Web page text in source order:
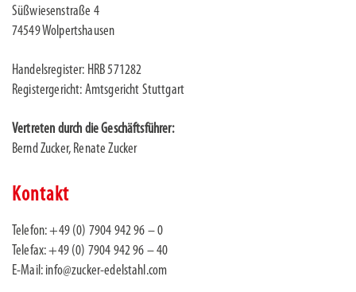
Süßwiesenstraße 4
74549 Wolpertshausen
Handelsregister: HRB 571282
Registergericht: Amtsgericht Stuttgart
Vertreten durch die Geschäftsführer:
Bernd Zucker, Renate Zucker
Kontakt
Telefon: +49 (0) 7904 942 96 – 0
Telefax: +49 (0) 7904 942 96 – 40
E-Mail: info@zucker-edelstahl.com